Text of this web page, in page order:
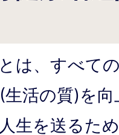
は、すべて
活の質)を
生を送るた